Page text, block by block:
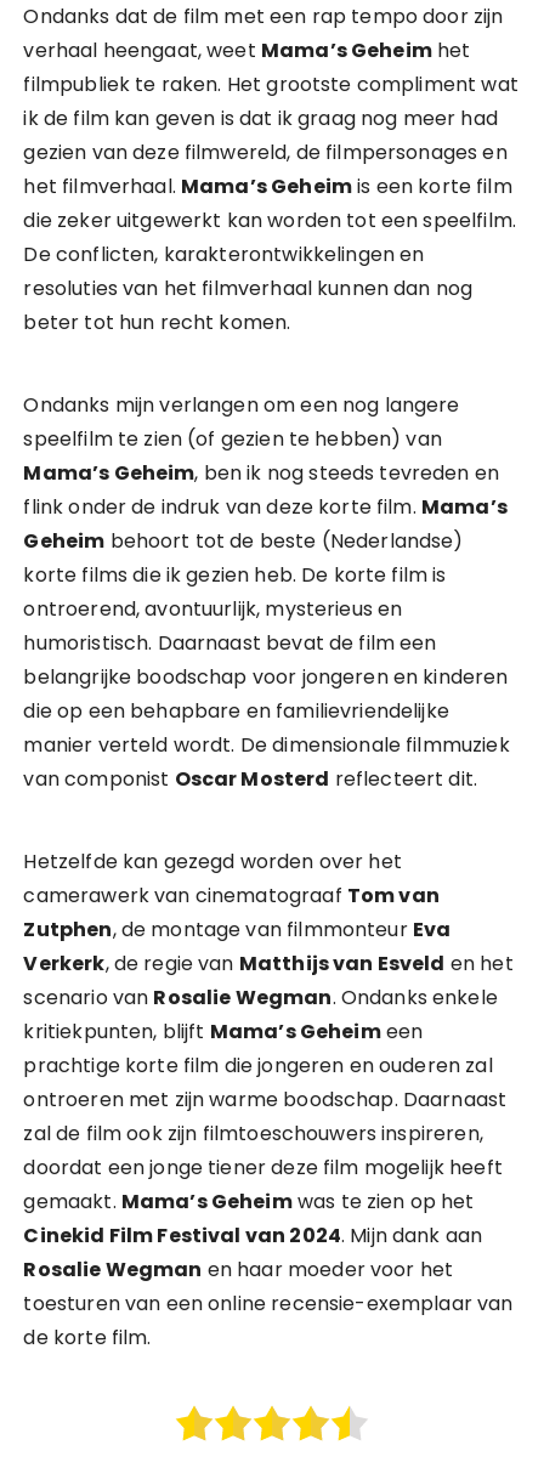
Ondanks dat de film met een rap tempo door zijn
verhaal heengaat, weet Mama’s Geheimhet
filmpubliek te raken. Het grootste compliment wat
ik de film kan geven is dat ik graag nog meer had
gezien van deze filmwereld, de filmpersonages en
het filmverhaal. Mama’s Geheimis een korte film
die zeker uitgewerkt kan worden tot een speelfilm.
De conflicten, karakterontwikkelingen en
resoluties van het filmverhaal kunnen dan nog
beter tot hun recht komen.
Ondanks mijn verlangen om een nog langere
speelfilm te zien (of gezien te hebben) van
Mama’s Geheim, ben ik nog steeds tevreden en
flink onder de indruk van deze korte film. Mama’s
Geheim behoort tot de beste (Nederlandse)
korte films die ik gezien heb. De korte film is
ontroerend, avontuurlijk, mysterieus en
humoristisch. Daarnaast bevat de film een
belangrijke boodschap voor jongeren en kinderen
die op een behapbare en familievriendelijke
manier verteld wordt. De dimensionale filmmuziek
van componist Oscar Mosterd reflecteert dit.
Hetzelfde kan gezegd worden over het
camerawerk van cinematograaf Tom van
Zutphen, de montage van filmmonteur Eva
Verkerk, de regie van Matthijs van Esveld en het
scenario van Rosalie Wegman. Ondanks enkele
kritiekpunten, blijft Mama’s Geheimeen
prachtige korte film die jongeren en ouderen zal
ontroeren met zijn warme boodschap. Daarnaast
zal de film ook zijn filmtoeschouwers inspireren,
doordat een jonge tiener deze film mogelijk heeft
gemaakt. Mama’s Geheimwas te zien op het
Cinekid Film Festival van 2024. Mijn dank aan
Rosalie Wegman en haar moeder voor het
toesturen van een online recensie-exemplaar van
de korte film.